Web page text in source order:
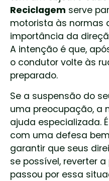
Reciclagem serve
motorista às normas
importância da
A intenção é que,
o condutor volte às
preparado.
Se a suspensão do
uma preocupação, a
ajuda especializada.
com uma defesa
garantir que seus
se possível, reverter
passou por essa